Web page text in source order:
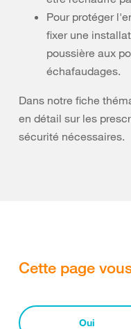
Pour protéger
fixer une
poussière aux
échafaudages.
Dans notre fiche
en détail sur les
sécurité nécessaires.
Cette page
Oui